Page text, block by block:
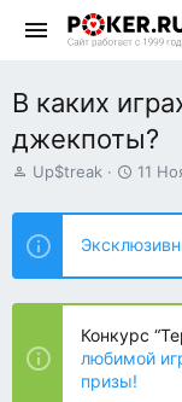
В каких
джекпоты?
А
т
о
р
т
е
ы
Up$treak
Д
т
н
а
ч
л
а
11
Конкурс
любимой
призы!